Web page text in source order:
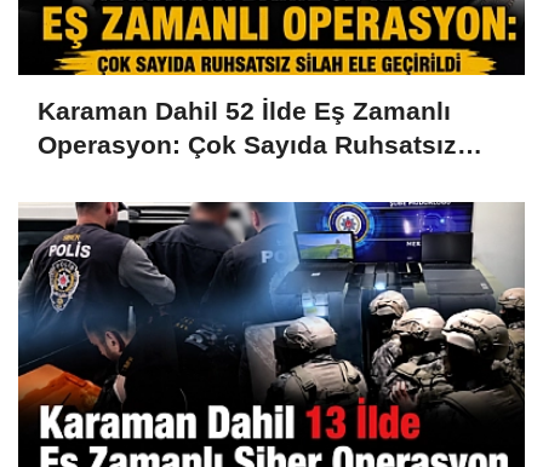
Karaman Dahil 52 İlde Eş Zamanlı
Operasyon: Çok Sayıda Ruhsatsız